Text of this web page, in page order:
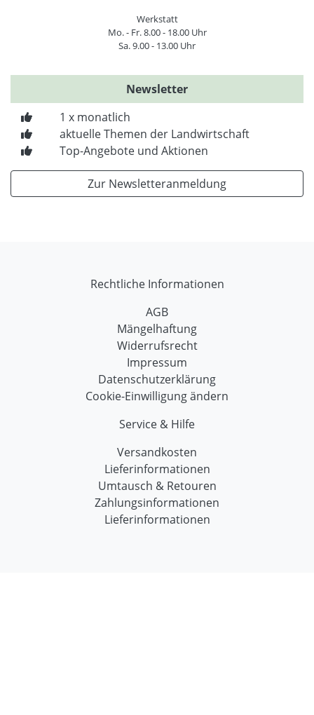
Werkstatt
Mo. - Fr. 8.00 - 18.00 Uhr
Sa. 9.00 - 13.00 Uhr
Newsletter
1 x monatlich
aktuelle Themen der Landwirtschaft
Top-Angebote und Aktionen
Zur Newsletteranmeldung
Rechtliche Informationen
AGB
Mängelhaftung
Widerrufsrecht
Impressum
Datenschutzerklärung
Cookie-Einwilligung ändern
Service & Hilfe
Versandkosten
Lieferinformationen
Umtausch & Retouren
Zahlungsinformationen
Lieferinformationen